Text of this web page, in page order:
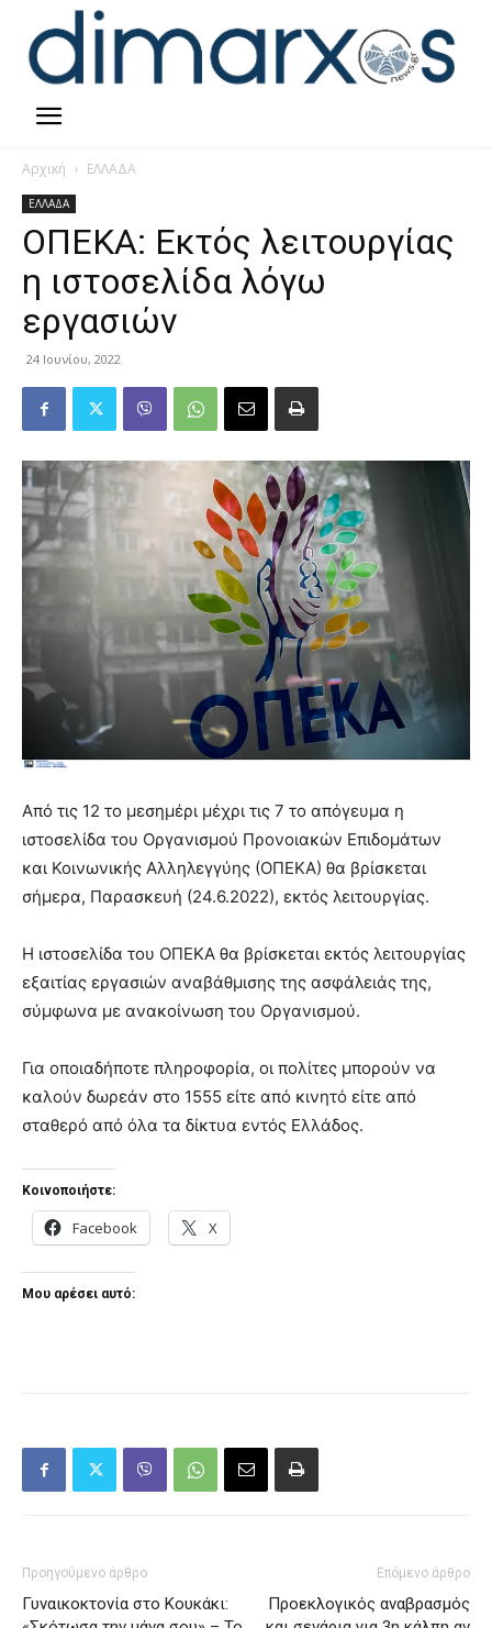
Αρχική ΕΛΛΑΔΑ
ΕΛΛΑΔΑ
ΟΠΕΚΑ: Εκτός λειτουργίας
η ιστοσελίδα λόγω
εργασιών
24 Ιουνίου, 2022
Από τις 12 το μεσημέρι μέχρι τις 7 το απόγευμα η
ιστοσελίδα του Οργανισμού Προνοιακών Επιδομάτων
και Κοινωνικής Αλληλεγγύης (ΟΠΕΚΑ) θα βρίσκεται
σήμερα, Παρασκευή (24.6.2022), εκτός λειτουργίας.
Η ιστοσελίδα του ΟΠΕΚΑ θα βρίσκεται εκτός λειτουργίας
εξαιτίας εργασιών αναβάθμισης της ασφάλειάς της,
σύμφωνα με ανακοίνωση του Οργανισμού.
Για οποιαδήποτε πληροφορία, οι πολίτες μπορούν να
καλούν δωρεάν στο 1555 είτε από κινητό είτε από
σταθερό από όλα τα δίκτυα εντός Ελλάδος.
Κοινοποιήστε:
Facebook X
Μου αρέσει αυτό:
Προηγούμενο άρθρο
Γυναικοκτονία στο Κουκάκι:
Επόμενο άρθρο
Προεκλογικός αναβρασμός